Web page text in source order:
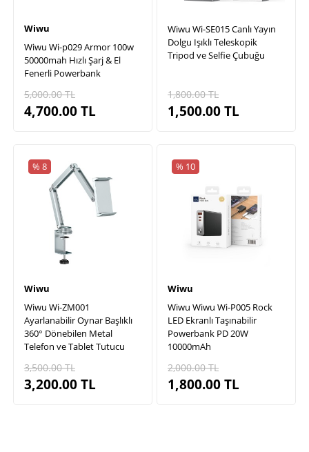
Wiwu
Wiwu Wi-p029 Armor 100w
50000mah Hızlı Şarj & El
Fenerli Powerbank
5,000.00TL
4,700.00TL
Wiwu Wi-SE015 Canlı Yayın
Dolgu Işıklı Teleskopik
Tripod ve Selfie Çubuğu
1,800.00TL
1,500.00TL
% 8
Wiwu
Wiwu Wi-ZM001
Ayarlanabilir Oynar Başlıklı
360° Dönebilen Metal
Telefon ve Tablet Tutucu
3,500.00TL
3,200.00TL
% 10
Wiwu
Wiwu Wiwu Wi-P005 Rock
LED Ekranlı Taşınabilir
Powerbank PD 20W
10000mAh
2,000.00TL
1,800.00TL